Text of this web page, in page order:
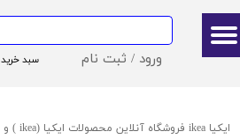
ورود / ثبت نام
حساب کاربری من
سفارشات
سبد خرید
ایکیا ikea فروشگاه آنلاین محصولات ایکیا (ikea ) و انواع برندها شامل میز و صندلی ایکیا،ظروف آشپزخانه ایکیا،دکوراسیون ایکیا،روشنایی ایکیا،لوازم کودک ایکیا،لوازم سرویس بهداشتی و حمام ایکیا ،کالای خواب آیکیاو ... ارسال به سراسر ایران